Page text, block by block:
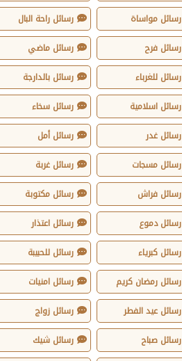
رسائل مواساة رسائل راحة البال
رسائل فرح رسائل ماضي
رسائل للغرباء رسائل بالدارجة
رسائل اسلامية رسائل سخاء
رسائل غدر رسائل أمل
رسائل مسجات رسائل غربة
رسائل فراش رسائل مكتوبة
رسائل دموع رسائل اعتذار
رسائل كبرياء رسائل للحبيبة
رسائل رمضان كريم رسائل امنيات
رسائل عيد الفطر رسائل زواج
رسائل صباح رسائل شيك